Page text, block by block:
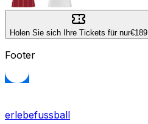
Holen Sie sich Ihre Tickets für nur€189
Footer
erlebefussball